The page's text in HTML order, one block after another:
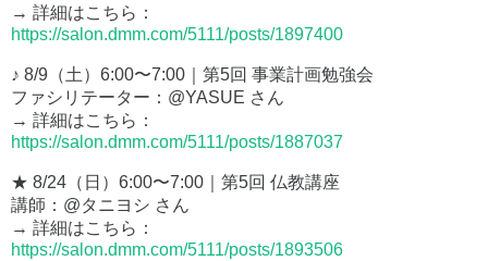
→ 詳細はこちら：
https://salon.dmm.com/5111/posts/1897400
♪ 8/9（土）6:00〜7:00｜第5回 事業計画勉強会
ファシリテーター：@YASUE さん
→ 詳細はこちら：
https://salon.dmm.com/5111/posts/1887037
★ 8/24（日）6:00〜7:00｜第5回 仏教講座
講師：@タニヨシ さん
→ 詳細はこちら：
https://salon.dmm.com/5111/posts/1893506